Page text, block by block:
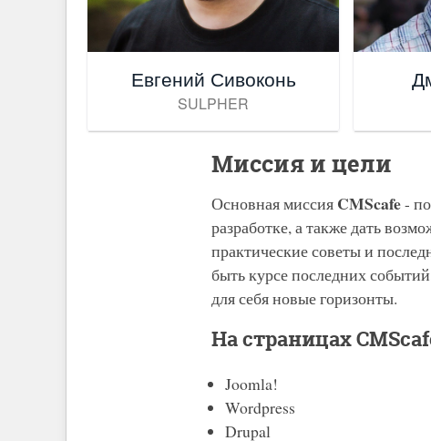
Евгений Сивоконь
SULPHER
Миссия и цели
Основная миссия CMScafe-
разработке, а также дать
практические советы и
быть курсе последних
для себя новые горизонты.
На страницах
Joomla!
Wordpress
Drupal